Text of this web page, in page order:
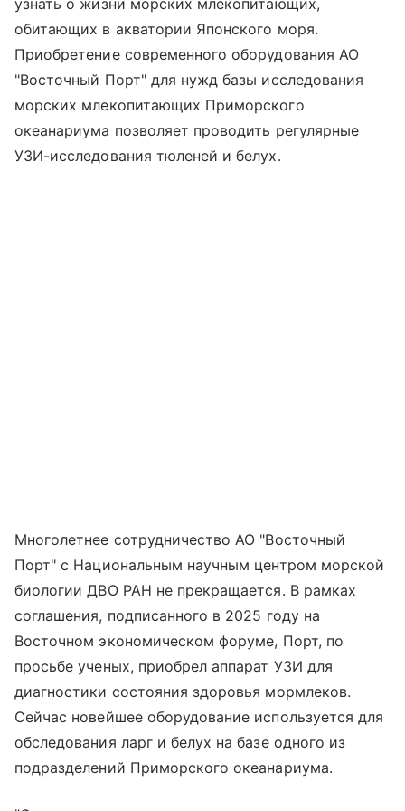
узнать о жизни морских млекопитающих,
обитающих в акватории Японского моря.
Приобретение современного оборудования АО
"Восточный Порт" для нужд базы исследования
морских млекопитающих Приморского
океанариума позволяет проводить регулярные
УЗИ-исследования тюленей и белух.
Многолетнее сотрудничество АО "Восточный
Порт" с Национальным научным центром морской
биологии ДВО РАН не прекращается. В рамках
соглашения, подписанного в 2025 году на
Восточном экономическом форуме, Порт, по
просьбе ученых, приобрел аппарат УЗИ для
диагностики состояния здоровья мормлеков.
Сейчас новейшее оборудование используется для
обследования ларг и белух на базе одного из
подразделений Приморского океанариума.